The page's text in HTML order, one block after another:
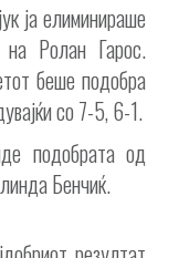
ја елиминираше
Ролан Гарос.
беше подобра
со 7-5, 6-1.
подобрата од
Бенчиќ.